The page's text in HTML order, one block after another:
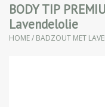
Lichaamsverzorging
BODY TIP
Lavendelolie
HOME/ BADZOUT MET